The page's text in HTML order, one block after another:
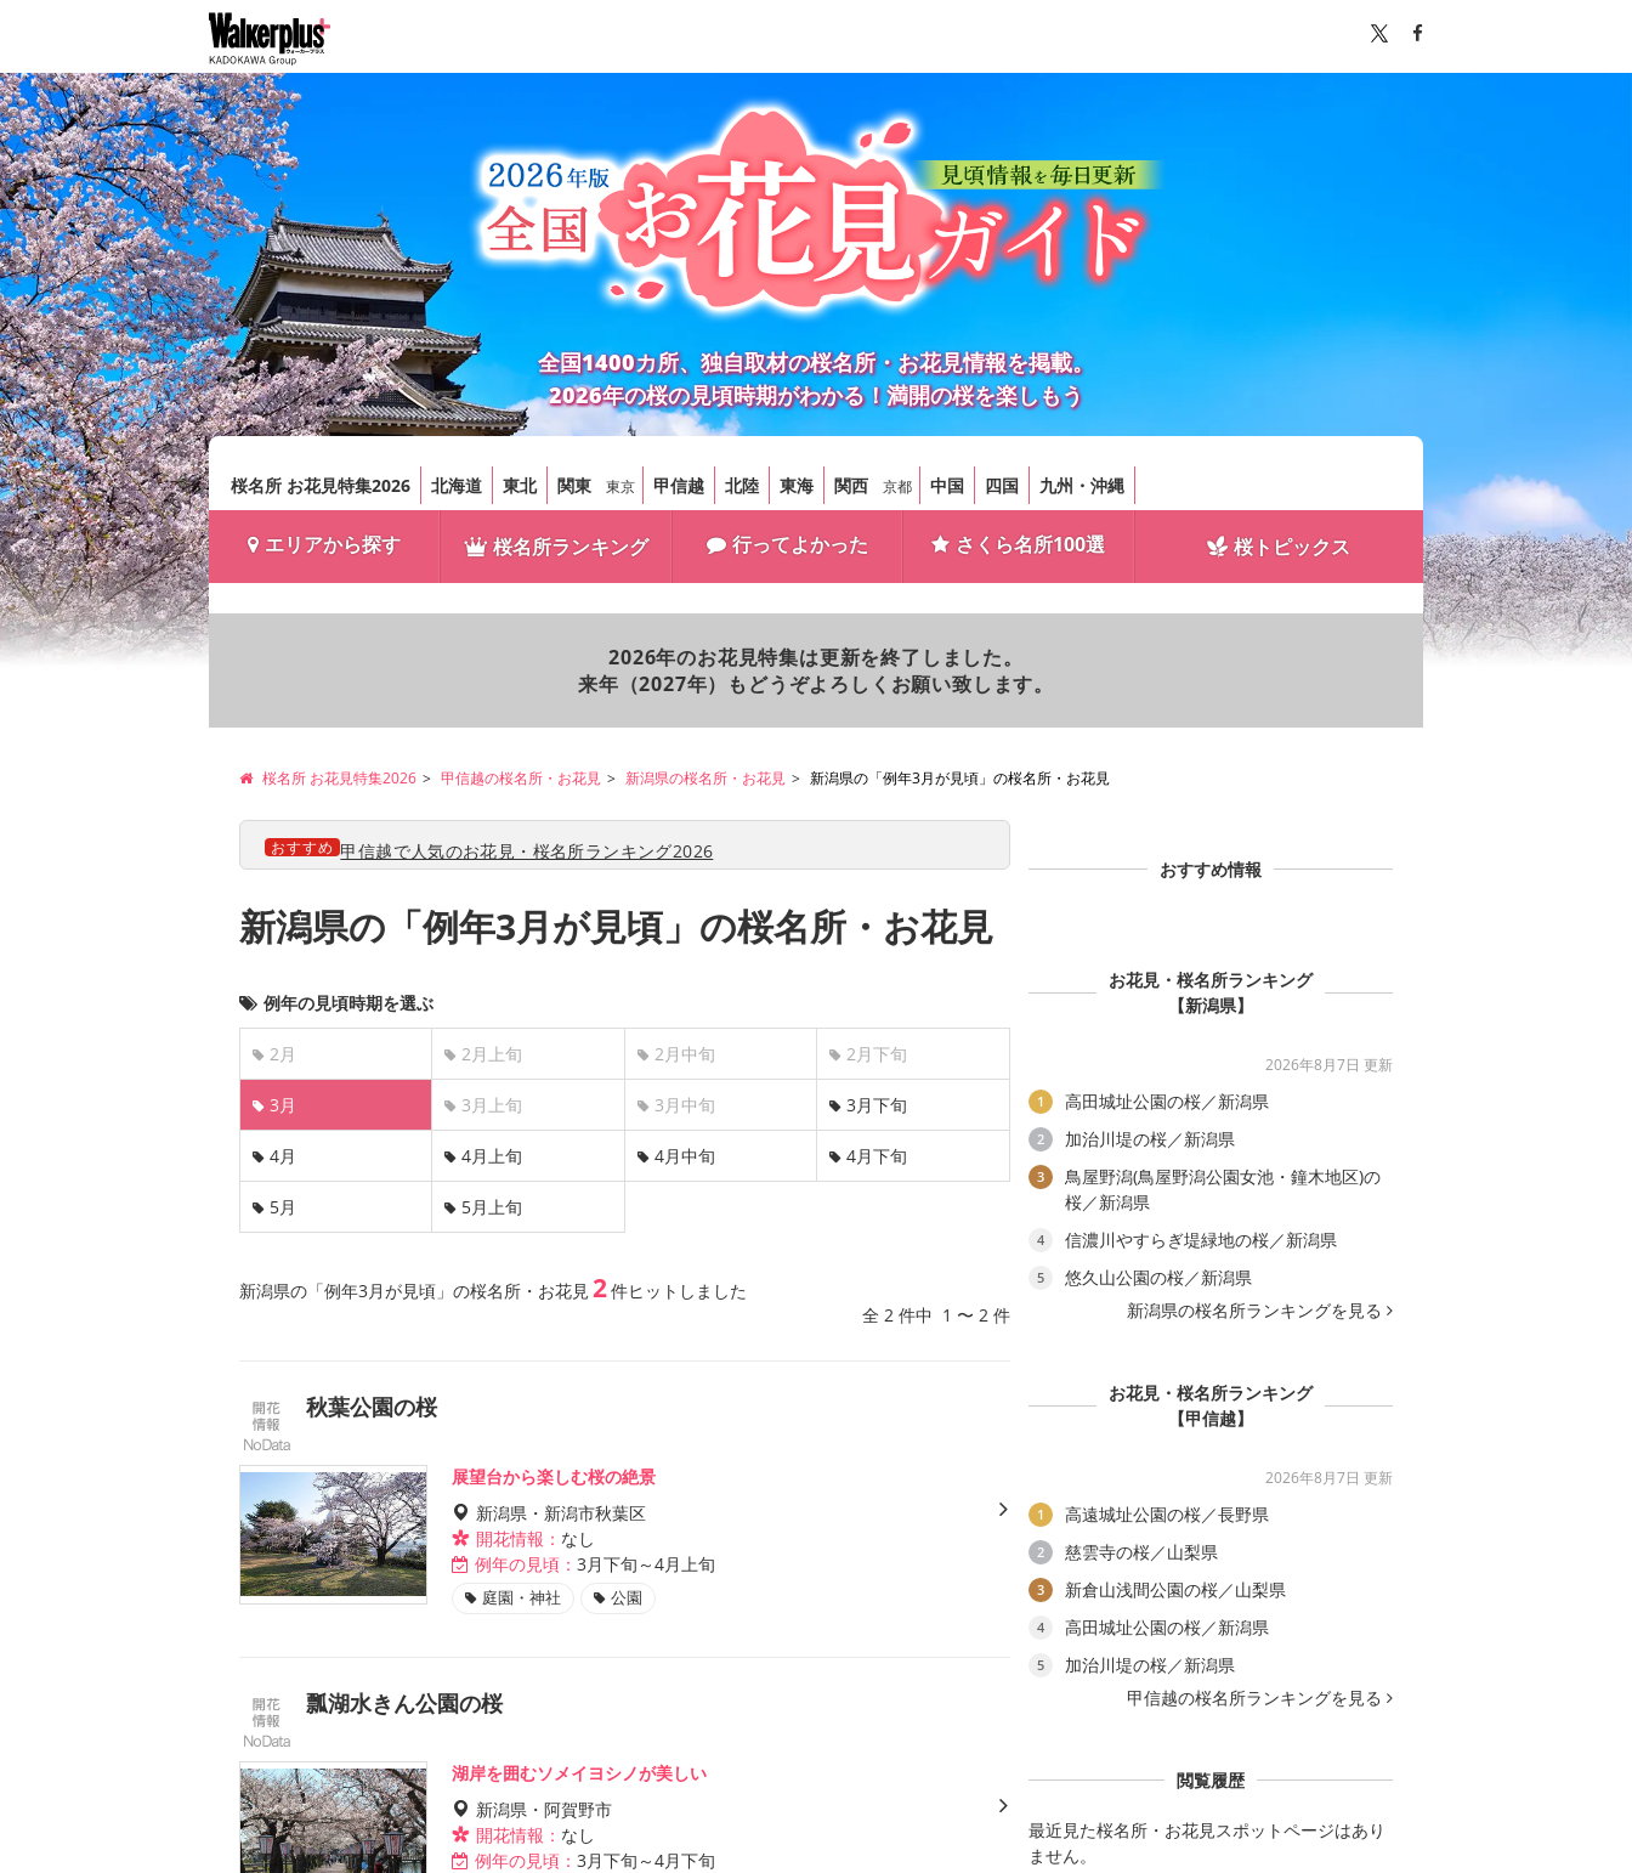
全国1400カ所、独自取材の桜名所・お花見情報を掲載。
2026年の桜の見頃時期がわかる！満開の桜を楽しもう
桜名所 お花見特集2026 北海道 東北 関東 東京 甲信越 北陸 東海 関西 京都 中国 四国 九州・沖縄
エリアから探す 桜名所ランキング 行ってよかった さくら名所100選 桜トピックス
2026年のお花見特集は更新を終了しました。
来年（2027年）もどうぞよろしくお願い致します。
桜名所 お花見特集2026 甲信越の桜名所・お花見 新潟県の桜名所・お花見 新潟県の「例年3月が見頃」の桜名所・お花見
おすすめ 甲信越で人気のお花見・桜名所ランキング2026
新潟県の「例年3月が見頃」の桜名所・お花見
例年の見頃時期を選ぶ
2月 2月上旬 2月中旬 2月下旬
3月 3月上旬 3月中旬 3月下旬
4月 4月上旬 4月中旬 4月下旬
5月 5月上旬
新潟県の「例年3月が見頃」の桜名所・お花見 2件ヒットしました
全 2 件中 1 〜 2 件
秋葉公園の桜
展望台から楽しむ桜の絶景
新潟県・新潟市秋葉区
開花情報： なし
例年の見頃： 3月下旬～4月上旬
庭園・神社 公園
瓢湖水きん公園の桜
湖岸を囲むソメイヨシノが美しい
新潟県・阿賀野市
開花情報： なし
例年の見頃： 3月下旬～4月下旬
おすすめ情報
お花見・桜名所ランキング
【新潟県】
2026年8月7日 更新
1 高田城址公園の桜／新潟県
2 加治川堤の桜／新潟県
3
鳥屋野潟(鳥屋野潟公園女池・鐘木地区)の
桜／新潟県
4 信濃川やすらぎ堤緑地の桜／新潟県
5
悠久山公園の桜／新潟県
新潟県の桜名所ランキングを見る
お花見・桜名所ランキング
【甲信越】
2026年8月7日 更新
1 高遠城址公園の桜／長野県
2 慈雲寺の桜／山梨県
3 新倉山浅間公園の桜／山梨県
4 高田城址公園の桜／新潟県
5
加治川堤の桜／新潟県
甲信越の桜名所ランキングを見る
閲覧履歴
最近見た桜名所・お花見スポットページはあり
ません。